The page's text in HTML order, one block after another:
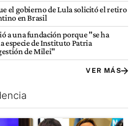
el gobierno de Lula solicitó el retiro
en Brasil
a una fundación porque "se ha
especie de Instituto Patria
de Milei"
VER MÁS
con más comentarios en los
con el título "Di Tullio impugnó a
Un artículo de tendencia con